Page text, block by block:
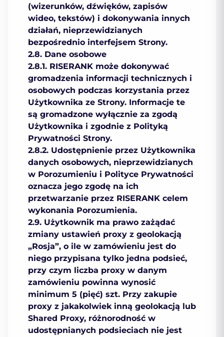
(wizerunków, dźwięków, zapisów
wideo, tekstów) i dokonywania innych
działań, nieprzewidzianych
bezpośrednio interfejsem Strony.
2.8. Dane osobowe
2.8.1. RISERANK może dokonywać
gromadzenia informacji technicznych i
osobowych podczas korzystania przez
Użytkownika ze Strony. Informacje te
są gromadzone wyłącznie za zgodą
Użytkownika i zgodnie z Polityką
Prywatności Strony.
2.8.2. Udostępnienie przez Użytkownika
danych osobowych, nieprzewidzianych
w Porozumieniu i Polityce Prywatności
oznacza jego zgodę na ich
przetwarzanie przez RISERANK celem
wykonania Porozumienia.
2.9. Użytkownik ma prawo zażądać
zmiany ustawień proxy z geolokacją
„Rosja”, o ile w zamówieniu jest do
niego przypisana tylko jedna podsieć,
przy czym liczba proxy w danym
zamówieniu powinna wynosić
minimum 5 (pięć) szt. Przy zakupie
proxy z jakakolwiek inną geolokacją lub
Shared Proxy, różnorodność w
udostępnianych podsieciach nie jest